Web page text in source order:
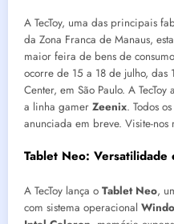
A TecToy, uma das principais
da Zona Franca de Manaus,
maior feira de bens de
ocorre de 15 a 18 de julho, das
Center, em São Paulo. A
a linha gamer Zeenix. Todos
anunciada em breve. Visite-nos
Tablet Neo: Versatilidade
A TecToy lança o Tablet Neo,
com sistema operacional